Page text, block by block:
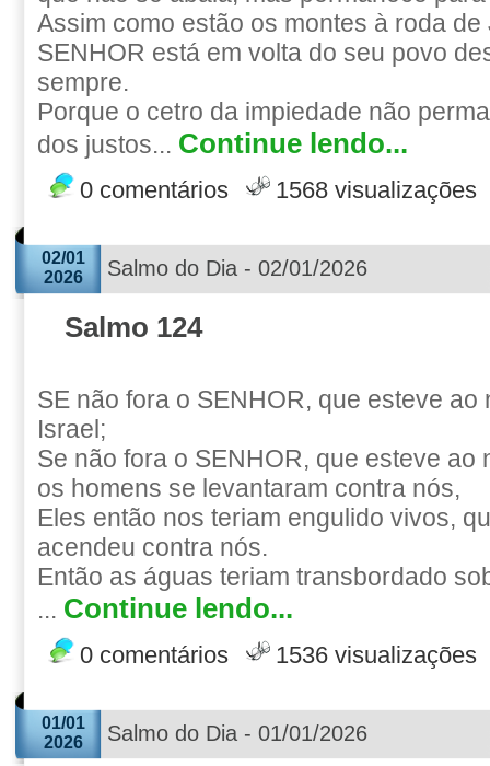
Assim como estão os montes à roda
SENHOR está em volta do seu povo
sempre.
Porque o cetro da impiedade não
dos justos... Continue lendo...
0 comentários 1568 visualizações
02/01
2026
Salmo do Dia - 02/01/2026
Salmo 124
SE não fora o SENHOR, que esteve ao
Israel;
Se não fora o SENHOR, que esteve ao
os homens se levantaram contra nós,
Eles então nos teriam engulido vivos,
acendeu contra nós.
Então as águas teriam transbordado
... Continue lendo...
0 comentários 1536 visualizações
01/01
2026
Salmo do Dia - 01/01/2026